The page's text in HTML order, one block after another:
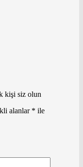
kişi siz olun
alanlar * ile